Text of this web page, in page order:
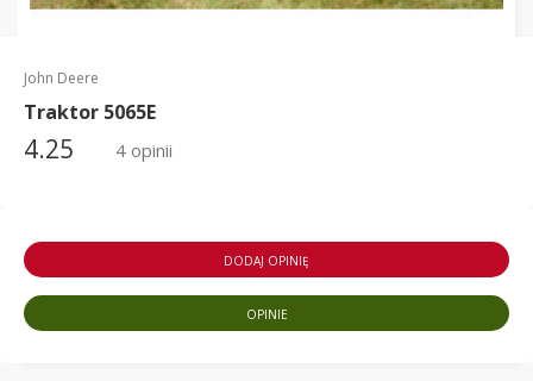
John Deere
Traktor 5065E
4.25 4 opinii
DODAJ OPINIĘ
OPINIE